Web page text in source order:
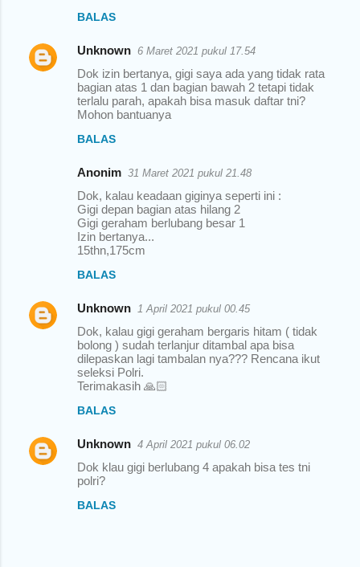
BALAS
Unknown 6 Maret 2021 pukul 17.54
Dok izin bertanya, gigi saya ada yang tidak rata
bagian atas 1 dan bagian bawah 2 tetapi tidak
terlalu parah, apakah bisa masuk daftar tni?
Mohon bantuanya
BALAS
Anonim 31 Maret 2021 pukul 21.48
Dok, kalau keadaan giginya seperti ini :
Gigi depan bagian atas hilang 2
Gigi geraham berlubang besar 1
Izin bertanya...
15thn,175cm
BALAS
Unknown 1 April 2021 pukul 00.45
Dok, kalau gigi geraham bergaris hitam ( tidak
bolong ) sudah terlanjur ditambal apa bisa
dilepaskan lagi tambalan nya??? Rencana ikut
seleksi Polri.
Terimakasih 🙏🏻
BALAS
Unknown 4 April 2021 pukul 06.02
Dok klau gigi berlubang 4 apakah bisa tes tni
polri?
BALAS